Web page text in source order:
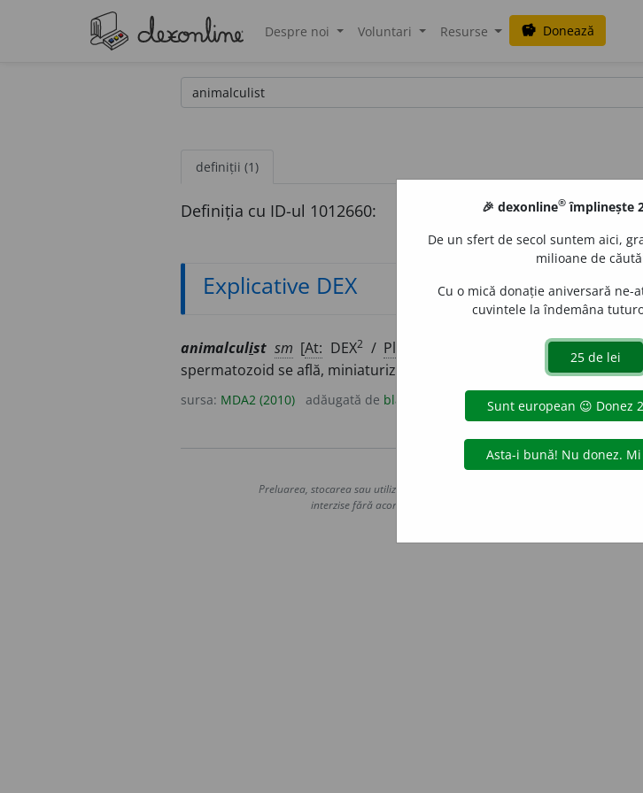
Despre noi Voluntari Resurse savings Donează
definiții (1)
Definiția cu ID-ul 1012660:
Explicative DEX
animalculist sm [At: DEX2 / Pl: animalculiste] Biolog
spermatozoid se află, miniaturizat, viitorul organism.
sursa: MDA2 (2010) adăugată de blaurb.
Copyright © 2004-2026 dexonline
Preluarea, stocarea sau utilizarea datelor de pe acest site, inclusiv prin orice
interzise fără acordul nostru prealabil scris, cu excepția seturilor de
🎉 dexonline® împlinește
De un sfert de secol suntem aici,
milioane de
Cu o mică donație aniversară ne-
cuvintele la îndemâna